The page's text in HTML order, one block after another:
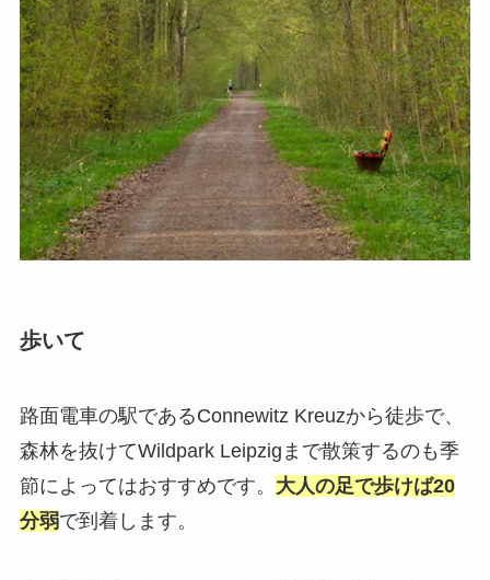
歩いて
路面電車の駅であるConnewitz Kreuzから徒歩で、
森林を抜けてWildpark Leipzigまで散策するのも季
節によってはおすすめです。 大人の足で歩けば20
分弱で到着します。